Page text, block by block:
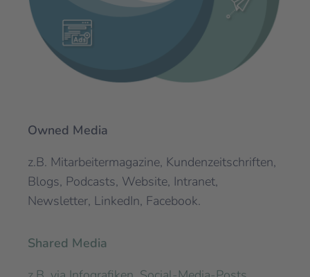
Owned Media
z.B. Mitarbeitermagazine, Kundenzeitschriften,
Blogs, Podcasts, Website, Intranet,
Newsletter, LinkedIn, Facebook.
Shared Media